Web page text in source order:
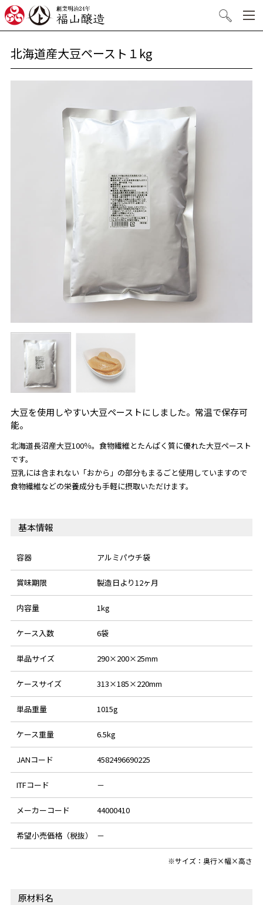
検索
北海道産大豆ペースト１kg
大豆を使用しやすい大豆ペーストにしました。常温で保存可
能。
北海道長沼産大豆100％。食物繊維とたんぱく質に優れた大豆ペースト
です。
豆乳には含まれない「おから」の部分もまるごと使用していますので
食物繊維などの栄養成分も手軽に摂取いただけます。
基本情報
容器 アルミパウチ袋
賞味期限 製造日より12ヶ月
内容量 1kg
ケース入数 6袋
単品サイズ 290×200×25mm
ケースサイズ 313×185×220mm
単品重量 1015g
ケース重量 6.5kg
JANコード 4582496690225
ITFコード －
メーカーコード 44000410
希望小売価格（税抜） －
※サイズ：奥行×幅×高さ
原材料名